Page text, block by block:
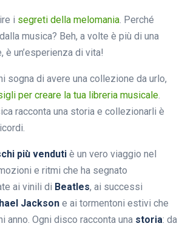
i segreti della melomania. Perché
musica? Beh, a volte è più di una
un’esperienza di vita!
sogna di avere una collezione da urlo,
per creare la tua libreria musicale.
racconta una storia e collezionarli è
più venduti è un vero viaggio nel
e ritmi che ha segnato
ai vinili di Beatles, ai successi
Jackson e ai tormentoni estivi che
anno. Ogni disco racconta una storia: da